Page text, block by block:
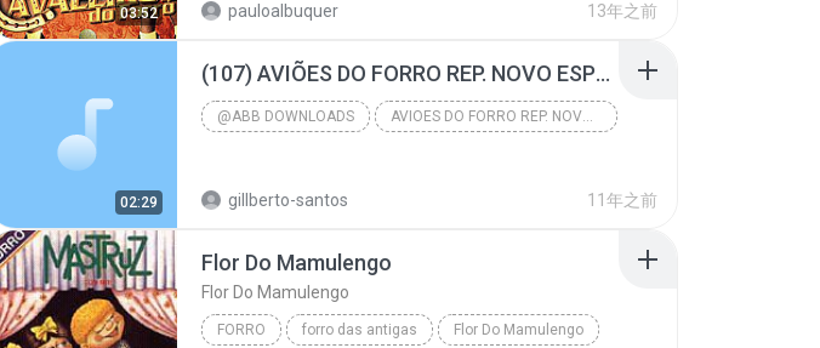
03:52 pauloalbuquer 13年之前
02:29
(107) AVIÕES DO FORRO REP. NOVO ESPECIAL 2015 @ABB DOWNLOADS.mp3
@ABB DOWNLOADS AVIOES DO FORRO REP. NOVO 2015 @ABB DOWNLOADS
gillberto-santos 11年之前
Flor Do Mamulengo
Flor Do Mamulengo
FORRO forro das antigas Flor Do Mamulengo